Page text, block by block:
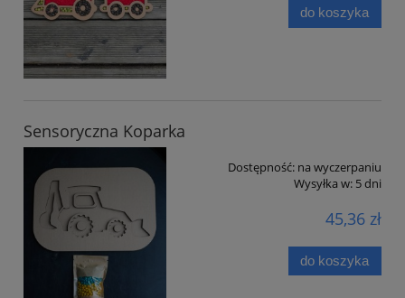
do koszyka
Sensoryczna Koparka
Dostępność: na wyczerpaniu
Wysyłka w: 5 dni
45,36 zł
do koszyka